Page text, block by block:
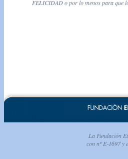
FELICIDAD o por lo menos para que
La Fundación
con nº E‐1697